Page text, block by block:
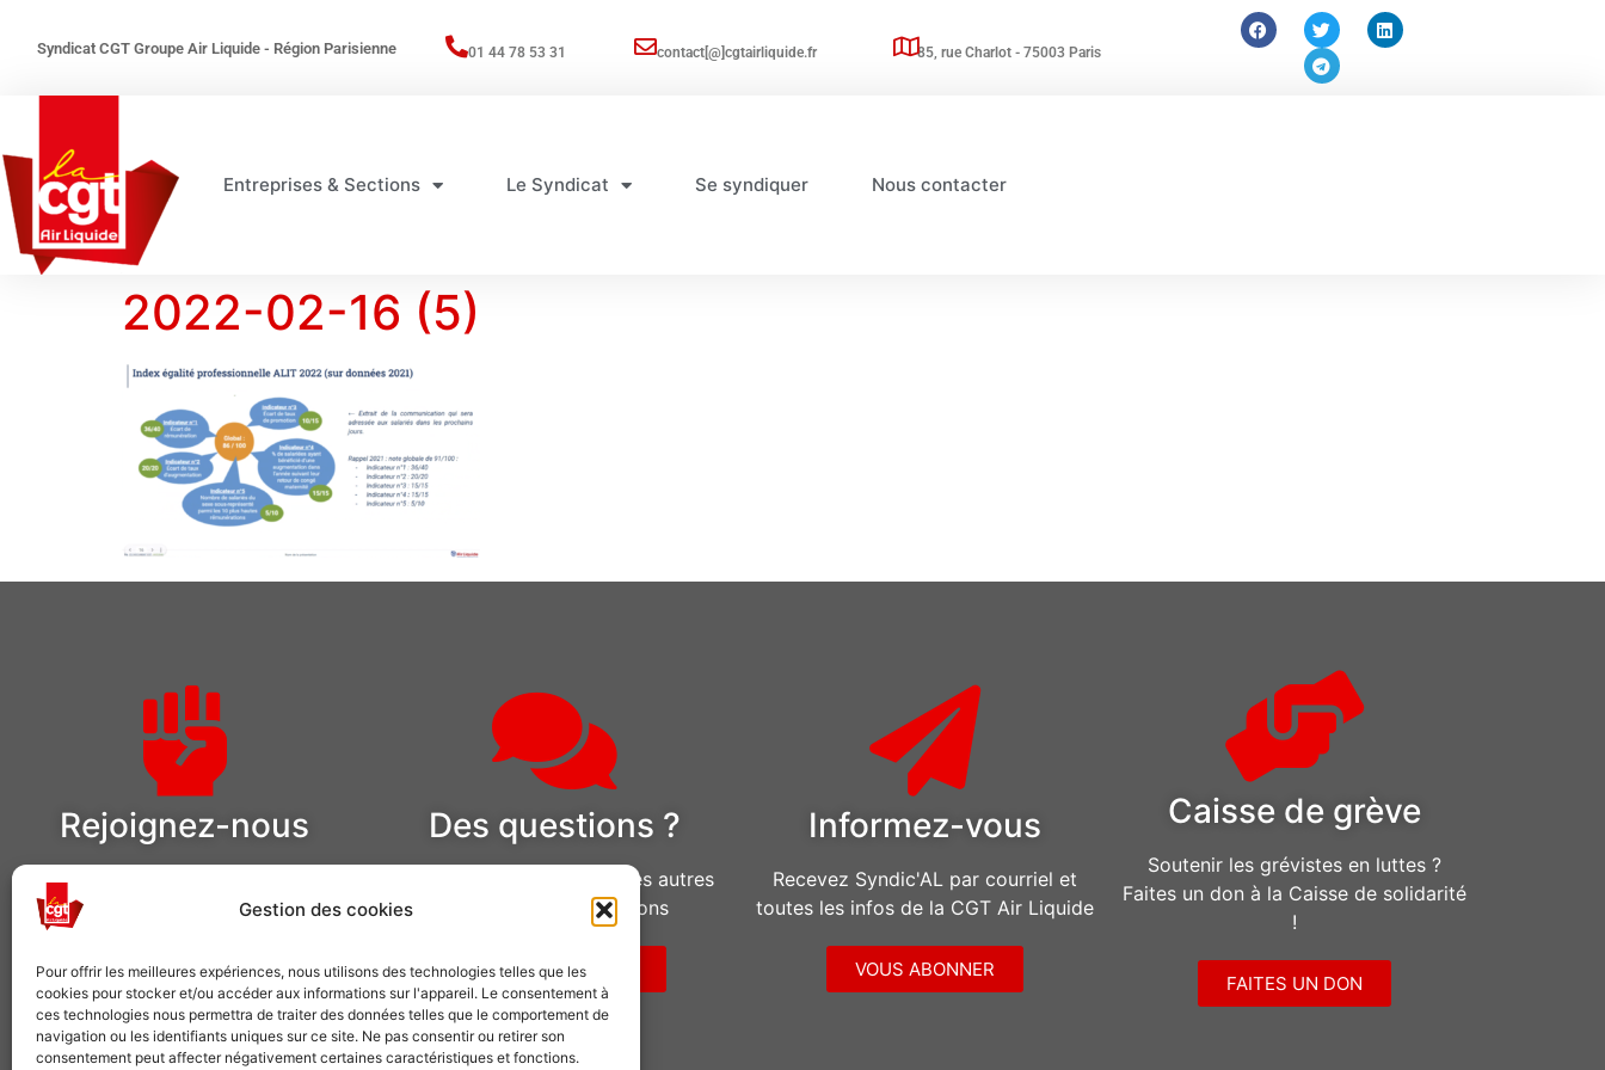
Gestion des cookies
Pour offrir les meilleures expériences, nous utilisons des technologies telles que les
cookies pour stocker et/ou accéder aux informations sur l'appareil. Le consentement à
ces technologies nous permettra de traiter des données telles que le comportement de
navigation ou les identifiants uniques sur ce site. Ne pas consentir ou retirer son
consentement peut affecter négativement certaines caractéristiques et fonctions.
Syndicat CGT Groupe Air Liquide - Région Parisienne 01 44 78 53 31 contact[@]cgtairliquide.fr 85, rue Charlot - 75003 Paris
Entreprises & Sections Le Syndicat Se syndiquer Nous contacter
2022-02-16 (5)
Rejoignez-nous
Comme plusieurs centaines de
milliers de salariés, choisissez la CGT
VOUS SYNDIQUER
Des questions ?
Pour adhérer ou pour toutes autres
demandes d’informations
NOUS CONTACTER
Informez-vous
Recevez Syndic'AL par courriel et
toutes les infos de la CGT Air Liquide
VOUS ABONNER
Caisse de grève
Soutenir les grévistes en luttes ?
Faites un don à la Caisse de solidarité
!
FAITES UN DON